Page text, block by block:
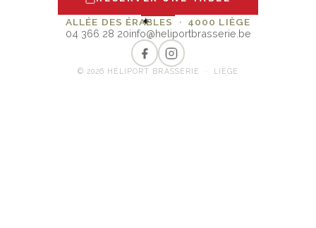
✦
ALLÉE DES ÉRABLES · 4000 LIÈGE
04 366 28 20info@heliportbrasserie.be
© 2026 HÉLIPORT BRASSERIE · LIÈGE